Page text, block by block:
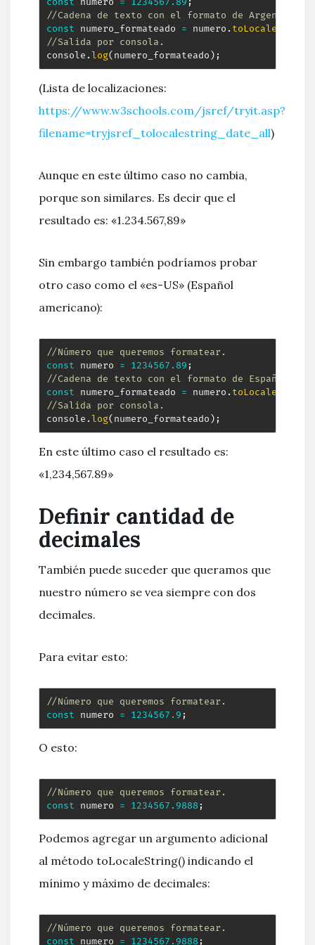
//Cadena de texto con el formato de Argentina.
const numero_formateado = numero . toLocaleString
//Salida por consola.
console .log(numero_formateado) ;
(Lista de localizaciones:
https://www.w3schools.com/jsref/tryit.asp?
filename=tryjsref_tolocalestring_date_all)
Aunque en este último caso no cambia,
porque son similares. Es decir que el
resultado es: «1.234.567,89»
Sin embargo también podríamos probar
otro caso como el «es-US» (Español
americano):
//Número que queremos formatear.
const numero = 1234567.89 ;
//Cadena de texto con el formato de Español
const numero_formateado = numero . toLocaleString
//Salida por consola.
console .log(numero_formateado) ;
En este último caso el resultado es:
«1,234,567.89»
Definir cantidad de
decimales
También puede suceder que queramos que
nuestro número se vea siempre con dos
decimales.
Para evitar esto:
//Número que queremos formatear.
const numero = 1234567.9 ;
O esto:
//Número que queremos formatear.
const numero = 1234567.9888 ;
Podemos agregar un argumento adicional
al método toLocaleString() indicando el
mínimo y máximo de decimales:
//Número que queremos formatear.
const numero = 1234567.9888 ;